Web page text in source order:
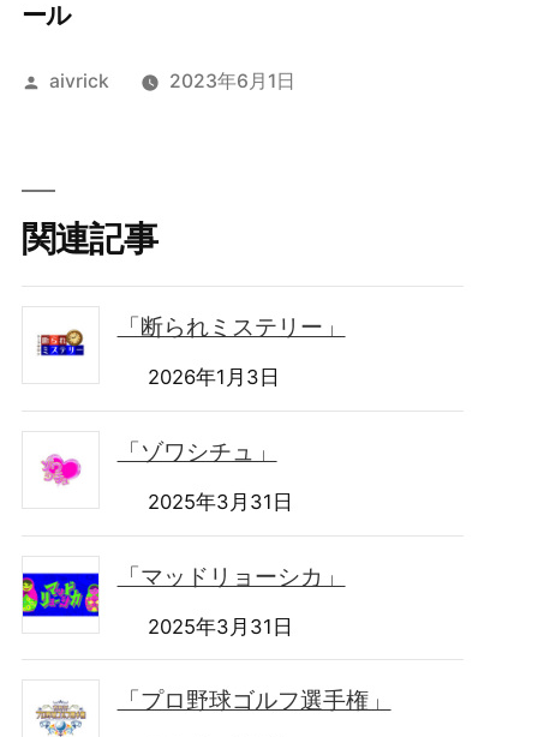
ール
投
aivrick 2023年6月1日
関連記事
「断られミステリー」
2026年1月3日
「ゾワシチュ」
2025年3月31日
「マッドリョーシカ」
2025年3月31日
「プロ野球ゴルフ選手権」